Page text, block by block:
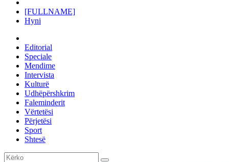
[FULLNAME]
Hyni
Editorial
Speciale
Mendime
Intervista
Kulturë
Udhëpërshkrim
Faleminderit
Vërtetësi
Përjetësi
Sport
Shtesë